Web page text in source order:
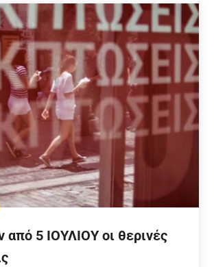
από 5 ΙΟΥΛΙΟΥ οι θερινές